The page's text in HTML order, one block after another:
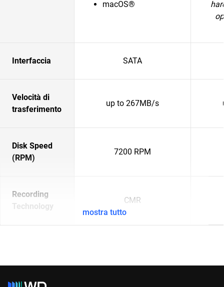
macOS®
Interfaccia SATA
Velocità di
trasferimento
up to 267MB/s
Disk Speed
(RPM)
7200 RPM
Recording
Technology
CMR
mostra tutto